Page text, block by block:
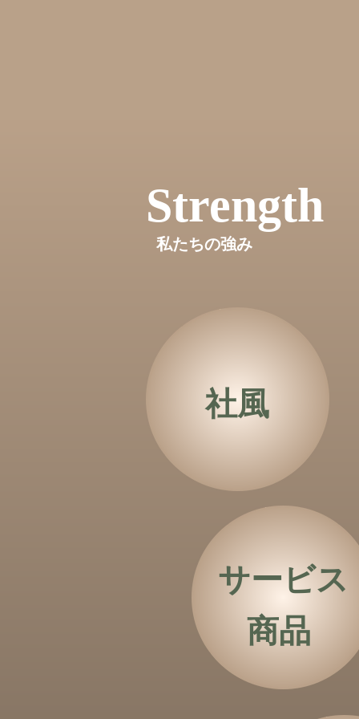
Strength
私たちの強み
社風
サービス
商品